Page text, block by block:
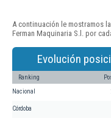
A continuación le mostramos
Ferman Maquinaria S.l. por
Evolución
Ranking
Nacional
Córdoba